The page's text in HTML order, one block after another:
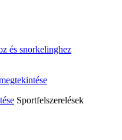
és snorkelinghez
Sportfelszerelések